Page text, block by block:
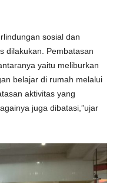
sosial dan
dilakukan. Pembatasan
yaitu meliburkan
belajar di rumah melalui
aktivitas yang
juga dibatasi,”ujar